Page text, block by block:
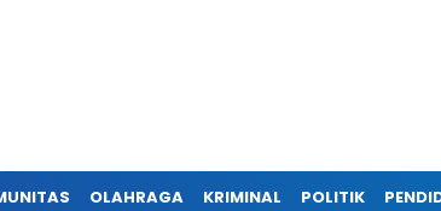
OLAHRAGA KRIMINAL POLITIK